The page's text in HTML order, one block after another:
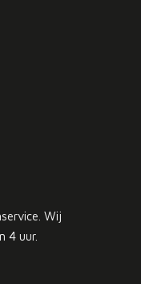
Wij
4 uur.